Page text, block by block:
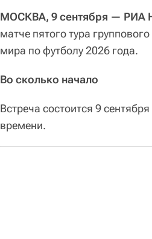
МОСКВА, 9 сентября — РИА
матче пятого тура
мира по футболу 2026 года.
Во сколько начало
Встреча состоится 9
времени.